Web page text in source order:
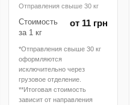
Отправления свыше 30 кг
Стоимость
за 1 кг
от 11 грн
*Отправления свыше 30 кг
оформляются
исключительно через
грузовое отделение.
**Итоговая стоимость
зависит от направления